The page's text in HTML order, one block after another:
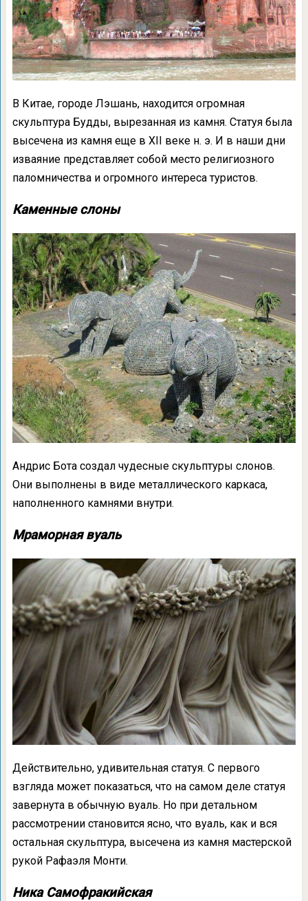
В Китае, городе Лэшань, находится огромная
скульптура Будды, вырезанная из камня. Статуя была
высечена из камня еще в XII веке н. э. И в наши дни
изваяние представляет собой место религиозного
паломничества и огромного интереса туристов.
Каменные слоны
Андрис Бота создал чудесные скульптуры слонов.
Они выполнены в виде металлического каркаса,
наполненного камнями внутри.
Мраморная вуаль
Действительно, удивительная статуя. С первого
взгляда может показаться, что на самом деле статуя
завернута в обычную вуаль. Но при детальном
рассмотрении становится ясно, что вуаль, как и вся
остальная скульптура, высечена из камня мастерской
рукой Рафаэля Монти.
Ника Самофракийская